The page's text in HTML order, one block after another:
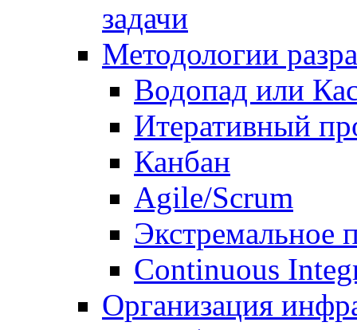
задачи
Методологии
Водопад или
Итеративный
Канбан
Agile/Scrum
Экстремальное
Continuous
Организация